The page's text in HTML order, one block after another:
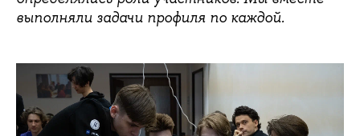
выполняли задачи профиля по каждой.